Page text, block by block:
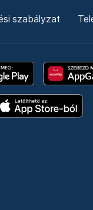
szabályzat